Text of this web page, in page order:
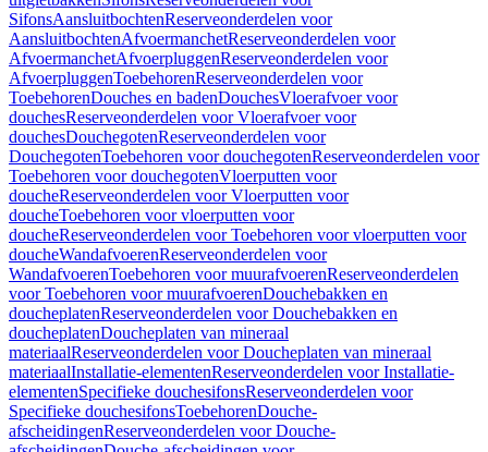
SifonsAansluitbochtenReserveonderdelen voor
AansluitbochtenAfvoermanchetReserveonderdelen voor
AfvoermanchetAfvoerpluggenReserveonderdelen voor
AfvoerpluggenToebehorenReserveonderdelen voor
ToebehorenDouches en badenDouchesVloerafvoer voor
douchesReserveonderdelen voor Vloerafvoer voor
douchesDouchegotenReserveonderdelen voor
DouchegotenToebehoren voor douchegotenReserveonderdelen voor
Toebehoren voor douchegotenVloerputten voor
doucheReserveonderdelen voor Vloerputten voor
doucheToebehoren voor vloerputten voor
doucheReserveonderdelen voor Toebehoren voor vloerputten voor
doucheWandafvoerenReserveonderdelen voor
WandafvoerenToebehoren voor muurafvoerenReserveonderdelen
voor Toebehoren voor muurafvoerenDouchebakken en
doucheplatenReserveonderdelen voor Douchebakken en
doucheplatenDoucheplaten van mineraal
materiaalReserveonderdelen voor Doucheplaten van mineraal
materiaalInstallatie-elementenReserveonderdelen voor Installatie-
elementenSpecifieke douchesifonsReserveonderdelen voor
Specifieke douchesifonsToebehorenDouche-
afscheidingenReserveonderdelen voor Douche-